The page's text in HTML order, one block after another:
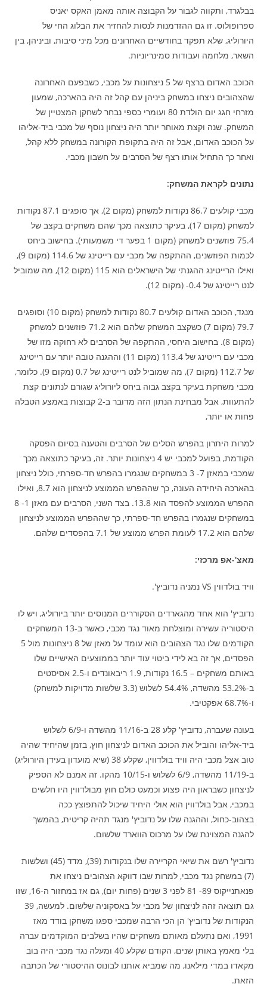
בבלגרד, ותקווה לגבור על הקבוצה אותה מאמן האקס יאניס
ספרופולוס. זו גם ההזדמנות לנסות להחזיר את הבלוג החי של
היורוליג, שלא תפקד בחודשיים האחרונים מכל מיני סיבות, וביניהן, בין
השאר, מלחמה ועבודות סמינריוניות.
הכוכב האדום ברצף של 5 ניצחונות על מכבי, כשבפעם האחרונה
שהצהובים ניצחו במשחק ביניהן עם קהל זה היה בהארכה, שמעון
מזרחי חגג יום הולדת 80 ועומרי כספי נבחר לשחקן המצטיין של
המשחק. שנה וקצת מאוחר יותר היה ניצחון נוסף של מכבי ביד-אליהו
על הכוכב האדום, אבל זה היה בתקופת הקורונה במשחק ללא קהל,
ואחר כך התחיל אותו רצף של הסרבים על חשבון מכבי.
נתונים לקראת המשחק:
מכבי קולעים 86.7 נקודות למשחק (מקום 2), אך סופגים 87.1 נקודות
למשחק (מקום 17), בעיקר כתוצאה מכך שהם משחקים בקצב של
75.4 פוזשנים למשחק (מקום 1 בפער די משמעותי). בחישוב ביחס
לכמות הפוזשנים, ההתקפה של מכבי עם רייטינג של 114.6 (מקום 9),
ואילו הרייטינג ההגנתי של הישראלים הוא 115 (מקום 12), מה שמוביל
לנט רייטינג של 0.4- (מקום 12).
מנגד, הכוכב האדום קולעים 80.7 נקודות למשחק (מקום 10) וסופגים
79.7 (מקום 7) כשקצב המשחק שלהם הוא 71.2 פוזשנים למשחק
(מקום 8). בחישוב היחסי, ההתקפה של הסרבים לא רחוקה מזו של
מכבי עם רייטינג של 113.4 (מקום 11) וההגנה טובה יותר עם רייטינג
של 112.7 (מקום 7), מה שמוביל לנט רייטינג של 0.7 (מקום 9). כלומר,
מכבי משחקת בעיקר בקצב גבוה ביחס ליורוליג שגורם לנתונים קצת
להתעוות, אבל מבחינת הנתון הזה מדובר ב-2 קבוצות באמצע הטבלה
פחות או יותר,
למרות היתרון בהפרש הסלים של הסרבים והטענה בסיום הפסקה
הקודמת, בפועל למכבי יש 4 ניצחונות יותר. זה, בעיקר כתוצאה מכך
שמכבי במאזן 7- 3 במשחקים שנגמרו בהפרש חד-ספרתי, כולל ניצחון
בהארכה היחידה העונה, כך שההפרש הממוצע לניצחון הוא 8.7, ואילו
ההפרש הממוצע להפסד הוא 13.8. בצד השני, הסרבים עם מאזן 1- 8
במשחקים שנגמרו בהפרש חד-ספרתי, כך שההפרש הממוצע לניצחון
שלהם הוא 17.2 לעומת הפרש ממוצע של 7.1 בהפסדים שלהם.
מאצ'-אפ מרכזי:
וויד בולדווין VS נמניה נדוביץ'.
נדוביץ' הוא אחד מהגארדים הסקוררים המנוסים יותר ביורוליג, ויש לו
היסטוריה עשירה ומוצלחת מאוד נגד מכבי, כאשר ב-13 המשחקים
הקודמים שלו נגד הצהובים הוא עומד על מאזן של 8 ניצחונות מול 5
הפסדים, אך זה בא לידי ביטוי עוד יותר בממוצעים האישיים שלו
באותם משחקים – 16.5 נקודות, 1.9 ריבאונדים ו-2.5 אסיסטים
ב-53.2% מהשדה, 54.4% לשלוש (3.3 שלשות מדויקות למשחק)
ו-68.7% אפקטיבי.
בעונה שעברה, נדוביץ' קלע 28 ב-11/16 מהשדה ו-6/9 לשלוש
ביד-אליהו והוביל את הכוכב האדום לניצחון חוץ, בזמן שהיחיד שהיה
טוב אצל מכבי היה וויד בולדווין, שקלע 38 (שיא מועדון בעידן היורוליג)
ב-11/19 מהשדה, 6/9 לשלוש ו-10/15 מהקו. זה אמנם לא הספיק
לניצחון כשבראון היה פצוע וכמעט כולם חוץ מבולדווין היו חלשים
במכבי, אבל בולדווין הוא אולי היחיד שיכול להתפוצץ ככה
בצהוב-כחול, וההגנה שלו על נדוביץ' מנגד תהיה קריטית, בהמשך
להגנה המצוינת שלו על מרכוס הווארד שלשום.
נדוביץ' רשם את שיאי הקריירה שלו בנקודות (39), מדד (45) ושלשות
(7) במשחק נגד מכבי, למרות שבו דווקא הצהובים ניצחו את
פנאתנייקוס 89- 81 לפני 3 שנים (פחות יום), גם אז במחזור ה-16, שזו
גם תוצאה זהה לניצחון של מכבי על באסקוניה שלשום. למעשה, 39
הנקודות של נדוביץ' הן הכי הרבה שמכבי ספגו משחקן בודד מאז
1991, ואם נתעלם מאותם משחקים שהיו בשלבים המוקדמים עברה
בלי מאמץ באותן שנים, הקודם שקלע 40 ומעלה נגד מכבי היה בוב
מקאדו במדי מילאנו, מה שמביא אותנו לבונוס ההיסטורי של הכתבה
הזאת.